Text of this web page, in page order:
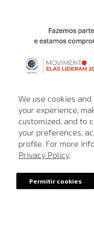
We use cookies
your experience,
customized, and to
your preferences,
profile. For more
Privacy Policy.
Permitir cookies
© © Copyright 2000-2026
John John reserva-se no
Em caso
Horário de Atendimento